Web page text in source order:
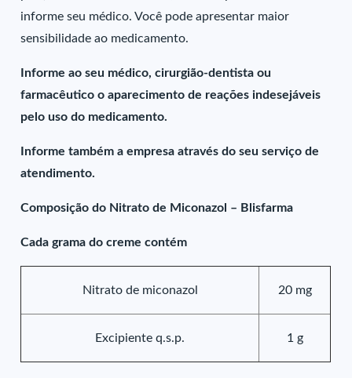
informe seu médico. Você pode apresentar maior
sensibilidade ao medicamento.
Informe ao seu médico, cirurgião-dentista ou
farmacêutico o aparecimento de reações indesejáveis
pelo uso do medicamento.
Informe também a empresa através do seu serviço de
atendimento.
Composição do Nitrato de Miconazol – Blisfarma
Cada grama do creme contém
Nitrato de miconazol 20 mg
Excipiente q.s.p. 1 g